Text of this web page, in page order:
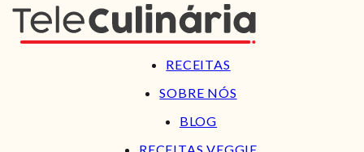
RECEITAS
SOBRE NÓS
BLOG